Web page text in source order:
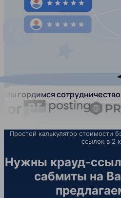
Мы гордимся
Простой калькулятор стоимости
ссылок в 2
Нужны крауд-
сабмиты на